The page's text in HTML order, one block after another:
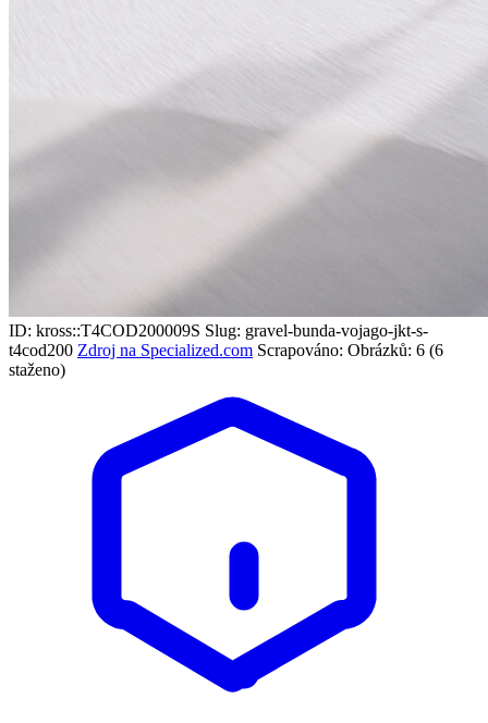
ID: kross::T4COD200009S Slug: gravel-bunda-vojago-jkt-s-
t4cod200 Zdroj na Specialized.com Scrapováno: Obrázků: 6 (6
staženo)